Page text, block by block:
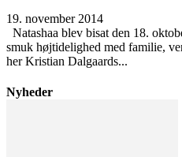
19. november 2014
Natashaa blev bisat den 18.
smuk højtidelighed med familie,
her Kristian Dalgaards...
Nyheder